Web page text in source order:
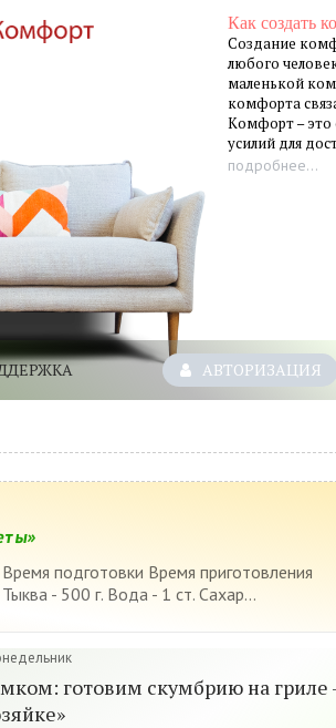
Как создать
Создание
любого
маленькой
комфорта
Комфорт – это
усилий для
подробнее...
АВТОРИЗАЦИЯ
подготовки Время приготовления
- 500 г. Вода - 1 ст. Сахар...
готовим скумбрию на гриле